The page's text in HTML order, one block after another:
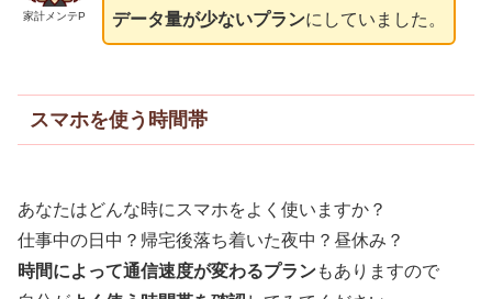
家計メンテP
データ量が少ないプランにしていました。
スマホを使う時間帯
あなたはどんな時にスマホをよく使いますか？
仕事中の日中？帰宅後落ち着いた夜中？昼休み？
時間によって通信速度が変わるプランもありますので